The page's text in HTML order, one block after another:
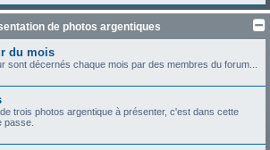
de photos argentiques
du mois
sont décernés chaque mois par des membres du forum...
trois photos argentique à présenter, c'est dans cette
passe.